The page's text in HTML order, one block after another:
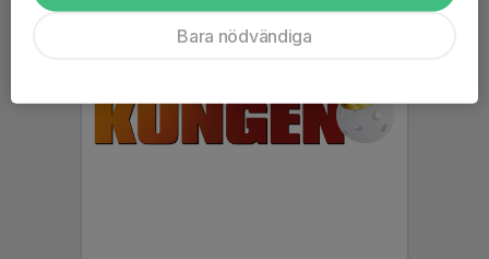
Bara nödvändiga